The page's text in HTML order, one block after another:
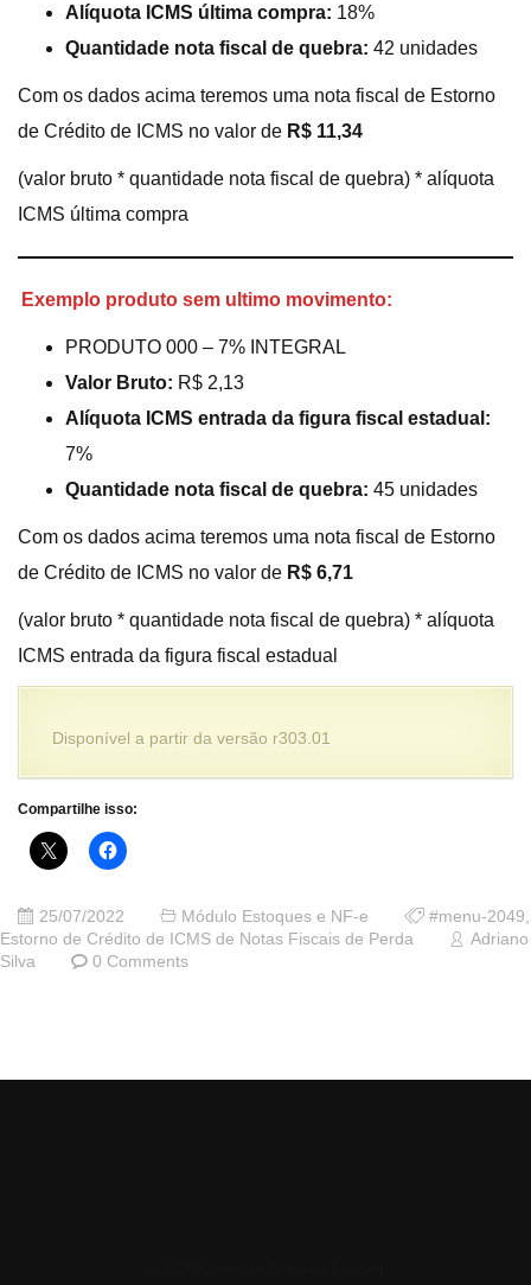
Alíquota ICMS última compra: 18%
Quantidade nota fiscal de quebra: 42 unidades
Com os dados acima teremos uma nota fiscal de Estorno
de Crédito de ICMS no valor de R$ 11,34
(valor bruto * quantidade nota fiscal de quebra) * alíquota
ICMS última compra
Exemplo produto sem ultimo movimento:
PRODUTO 000 – 7% INTEGRAL
Valor Bruto: R$ 2,13
Alíquota ICMS entrada da figura fiscal estadual:
7%
Quantidade nota fiscal de quebra: 45 unidades
Com os dados acima teremos uma nota fiscal de Estorno
de Crédito de ICMS no valor de R$ 6,71
(valor bruto * quantidade nota fiscal de quebra) * alíquota
ICMS entrada da figura fiscal estadual
Disponível a partir da versão r303.01
Compartilhe isso:
25/07/2022 Módulo Estoques e NF-e #menu-2049
Estorno de Crédito de ICMS de Notas Fiscais de Perda
Adriano
Silva
0 Comments